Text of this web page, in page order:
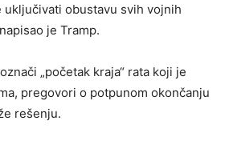
uključivati obustavu svih vojnih
je Tramp.
„početak kraja“ rata koji je
pregovori o potpunom okončanju
rešenju.